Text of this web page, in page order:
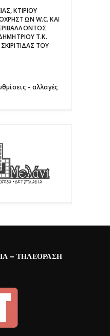
ΚΤΙΡΙΟΥ
W.C. ΚΑΙ
Τ.Κ.
ΤΟΥ
– αλλαγές
– ΤΗΛΕΌΡΑΣΗ